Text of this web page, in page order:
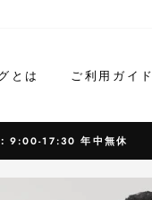
とは ご利用ガイド
9:00-17:30 年中無休